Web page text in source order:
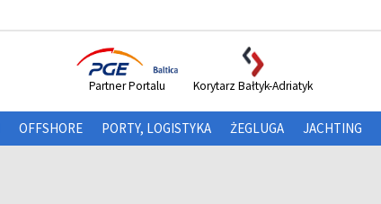
Partner Portalu Korytarz Bałtyk-Adriatyk
OFFSHORE PORTY, LOGISTYKA ŻEGLUGA JACHTING